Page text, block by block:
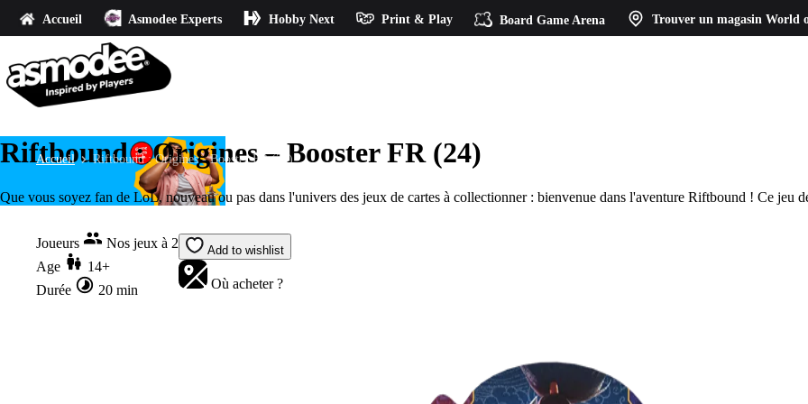
Accueil Asmodee Experts Hobby Next Print & Play Board Game Arena Trouver un magasin World
Accueil Riftbound : Origines - Booster FR (24)
Riftbound : Origines – Booster FR (24)
Que vous soyez fan de LoL, nouveau ou pas dans l'univers des jeux de cartes à collectionner : bienvenue dans l'aventure Riftbound ! Ce jeu
Joueurs
Nos jeux à 2
Age
14+
Durée
20 min
Add to wishlist
Où acheter ?